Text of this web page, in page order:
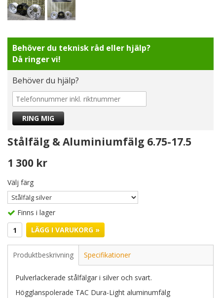
Behöver du teknisk råd eller hjälp?
Då ringer vi!
Behöver du hjälp?
Stålfälg & Aluminiumfälg 6.75-17.5
1 300 kr
Välj färg
Finns i lager
LÄGG I VARUKORG »
Produktbeskrivning Specifikationer
Pulverlackerade stålfälgar i silver och svart.
Högglanspolerade TAC Dura-Light aluminumfälg